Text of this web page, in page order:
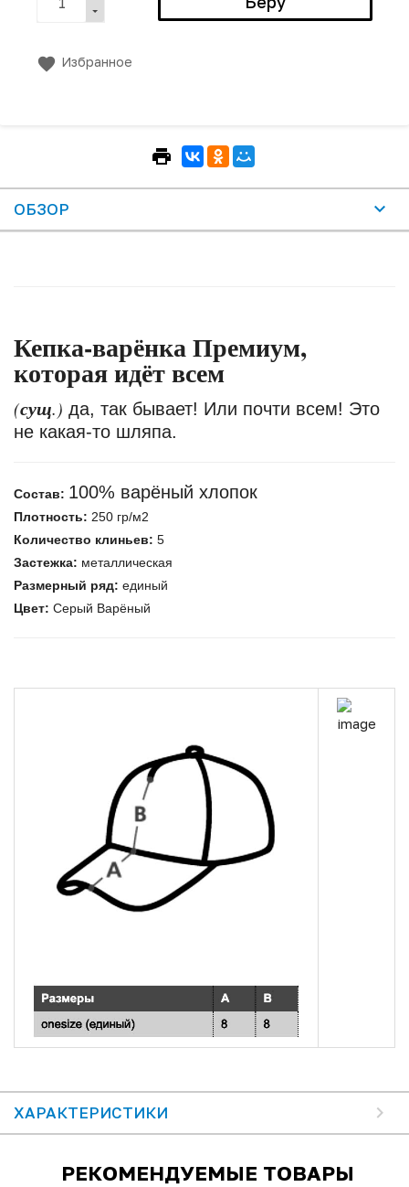
Избранное
ОБЗОР
Кепка-варёнка Премиум,
которая идёт всем
(сущ.) да, так бывает! Или почти всем! Это
не какая-то шляпа.
Состав: 100% варёный хлопок
Плотность: 250 гр/м2
Количество клиньев: 5
Застежка: металлическая
Размерный ряд: единый
Цвет: Серый Варёный
ХАРАКТЕРИСТИКИ
РЕКОМЕНДУЕМЫЕ ТОВАРЫ